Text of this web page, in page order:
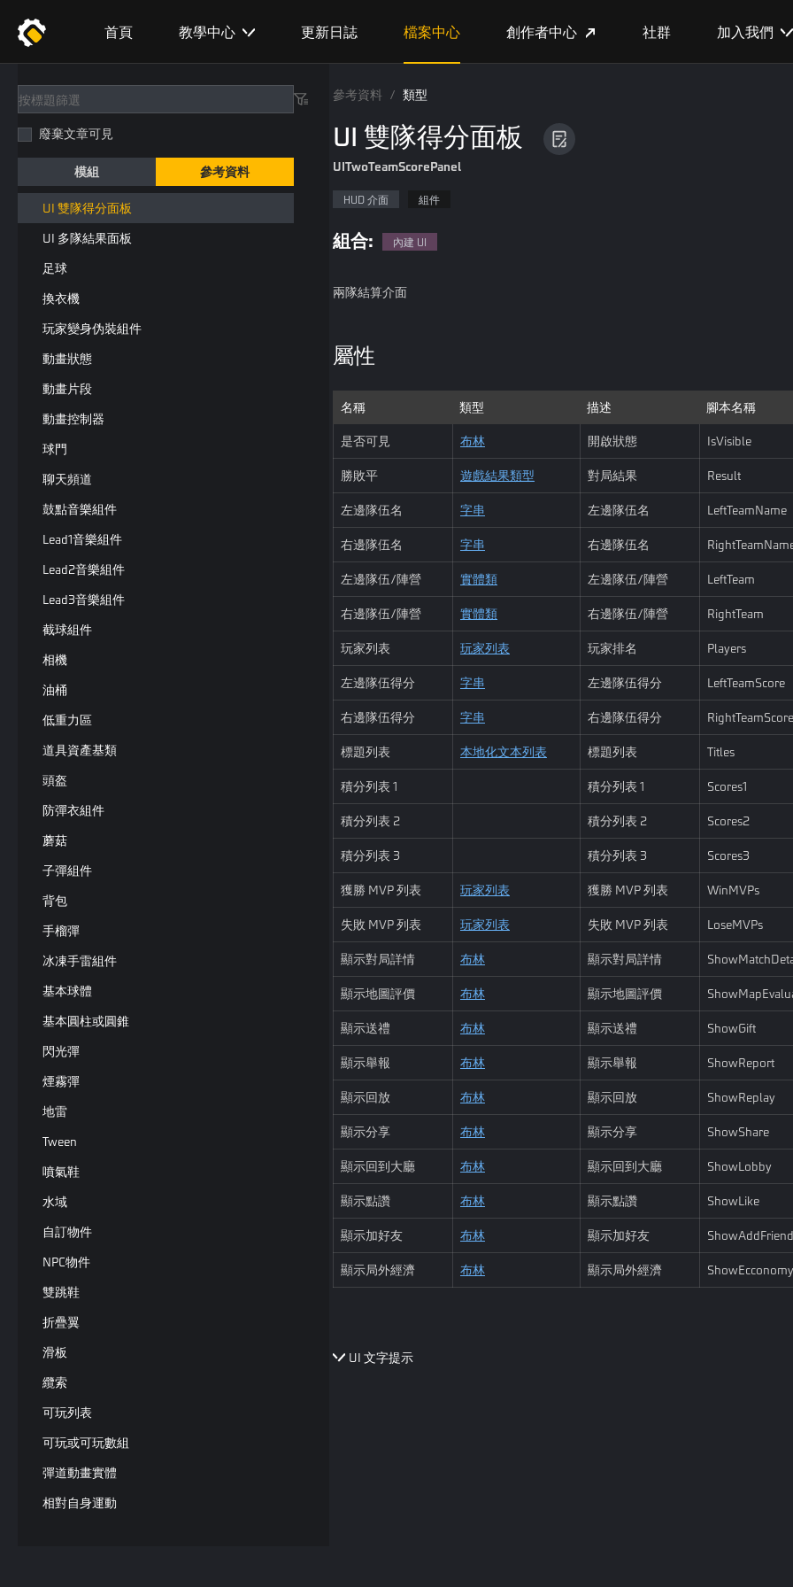
首頁 教學中心 更新日誌 檔案中心 創作者中心 社群 加入我們
廢棄文章可見
模組 參考資料
貨幣
單位生成器元件
硬幣生成器組件
UI 文字提示
UI 雙隊得分面板
UI 多隊結果面板
足球
換衣機
玩家變身伪裝組件
動畫狀態
動畫片段
動畫控制器
球門
聊天頻道
鼓點音樂組件
Lead1音樂組件
Lead2音樂組件
Lead3音樂組件
截球組件
相機
油桶
低重力區
道具資產基類
頭盔
防彈衣組件
蘑菇
子彈組件
背包
手榴彈
冰凍手雷組件
基本球體
基本圓柱或圓錐
閃光彈
煙霧彈
地雷
Tween
噴氣鞋
水域
自訂物件
NPC物件
雙跳鞋
折疊翼
滑板
纜索
可玩列表
可玩或可玩數組
彈道動畫實體
相對自身運動
參考資料 / 類型
UI 雙隊得分面板
UITwoTeamScorePanel
HUD 介面 組件
組合: 內建 UI
兩隊結算介面
屬性
名稱 類型 描述 腳本名稱
是否可見 布林 開啟狀態 IsVisible
勝敗平 遊戲結果類型 對局結果 Result
左邊隊伍名 字串 左邊隊伍名 LeftTeamName
右邊隊伍名 字串 右邊隊伍名
左邊隊伍/陣營 實體類 左邊隊伍/陣營 LeftTeam
右邊隊伍/陣營 實體類 右邊隊伍/陣營 RightTeam
玩家列表 玩家列表 玩家排名 Players
左邊隊伍得分 字串 左邊隊伍得分 LeftTeamScore
右邊隊伍得分 字串 右邊隊伍得分 RightTeamScore
標題列表 本地化文本列表 標題列表 Titles
積分列表 1 積分列表 1 Scores1
積分列表 2 積分列表 2 Scores2
積分列表 3 積分列表 3 Scores3
獲勝 MVP 列表 玩家列表 獲勝 MVP 列表 WinMVPs
失敗 MVP 列表 玩家列表 失敗 MVP 列表 LoseMVPs
顯示對局詳情 布林 顯示對局詳情
顯示地圖評價 布林 顯示地圖評價
顯示送禮 布林 顯示送禮 ShowGift
顯示舉報 布林 顯示舉報 ShowReport
顯示回放 布林 顯示回放 ShowReplay
顯示分享 布林 顯示分享 ShowShare
顯示回到大廳 布林 顯示回到大廳 ShowLobby
顯示點讚 布林 顯示點讚 ShowLike
顯示加好友 布林 顯示加好友 ShowAddFriend
顯示局外經濟 布林 顯示局外經濟 ShowEcconomy
UI 文字提示